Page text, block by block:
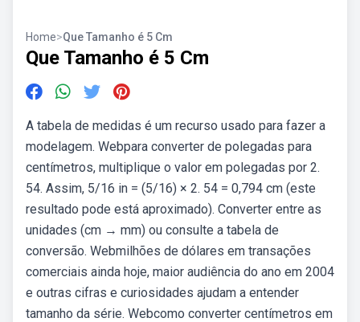
Home>Que Tamanho é 5 Cm
Que Tamanho é 5 Cm
A tabela de medidas é um recurso usado para fazer a
modelagem. Webpara converter de polegadas para
centímetros, multiplique o valor em polegadas por 2.
54. Assim, 5/16 in = (5/16) × 2. 54 = 0,794 cm (este
resultado pode está aproximado). Converter entre as
unidades (cm → mm) ou consulte a tabela de
conversão. Webmilhões de dólares em transações
comerciais ainda hoje, maior audiência do ano em 2004
e outras cifras e curiosidades ajudam a entender
tamanho da série. Webcomo converter centímetros em